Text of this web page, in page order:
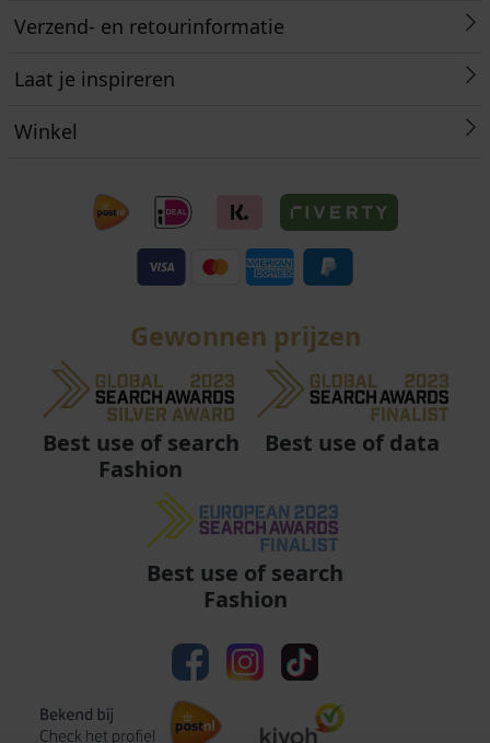
Verzend- en retourinformatie
Laat je inspireren
Winkel
Gewonnen prijzen
Best use of search
Fashion
Best use of data
Best use of search
Fashion